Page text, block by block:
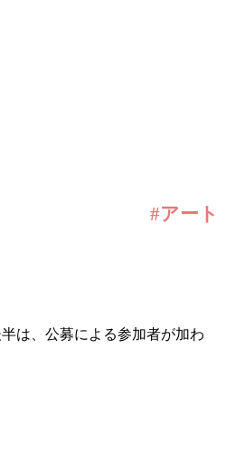
#アート
は、公募による参加者が加わ